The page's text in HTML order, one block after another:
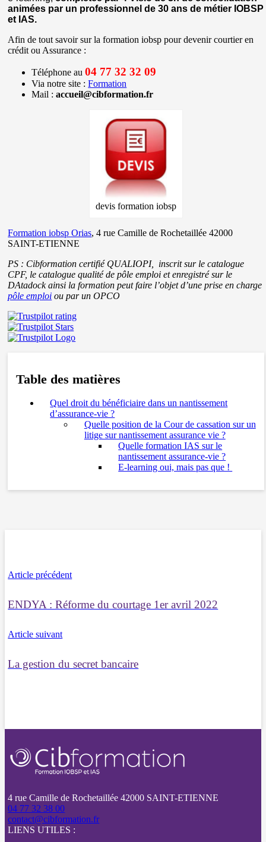
animées par un professionnel de 30 ans de métier IOBSP
et IAS.
Afin de tout savoir sur la formation iobsp pour devenir courtier en
crédit ou Assurance :
Téléphone au04 77 32 32 09
Via notre site :Formation
Mail :accueil@cibformation.fr
devis formation iobsp
Formation iobsp Orias, 4 rue Camille de Rochetaillée 42000
SAINT-ETIENNE
PS : Cibformation certifié QUALIOPI, inscrit sur le catalogue
CPF, le catalogue qualité de pôle emploi et enregistré sur le
DAtadock ainsi la formation peut faire l’objet d’une prise en charge
pôle emploi ou par un OPCO
Table des matières
Quel droit du bénéficiaire dans un nantissement
d’assurance-vie ?
Quelle position de la Cour de cassation sur un
litige sur nantissement assurance vie ?
Quelle formation IAS sur le
nantissement assurance-vie ?
E-learning oui, mais pas que ! ​
Article précédent
ENDYA : Réforme du courtage 1er avril 2022
Article suivant
La gestion du secret bancaire
4 rue Camille de Rochetaillée 42000 SAINT-ETIENNE
04 77 32 38 00
contact@cibformation.fr
LIENS UTILES :